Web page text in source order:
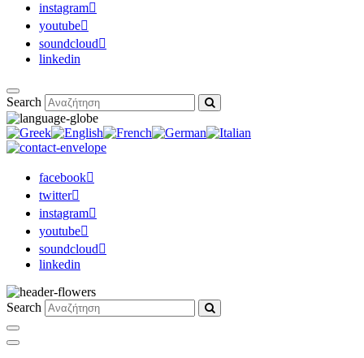
instagram
youtube
soundcloud
linkedin
Search
facebook
twitter
instagram
youtube
soundcloud
linkedin
Search